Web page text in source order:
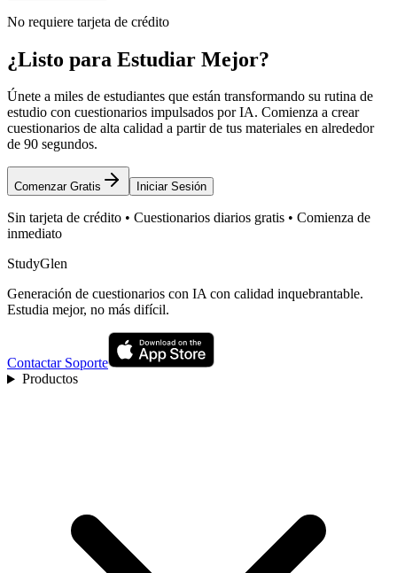
No requiere tarjeta de crédito
¿Listo para Estudiar Mejor?
Únete a miles de estudiantes que están transformando su rutina de
estudio con cuestionarios impulsados por IA. Comienza a crear
cuestionarios de alta calidad a partir de tus materiales en alrededor
de 90 segundos.
Comenzar Gratis Iniciar Sesión
Sin tarjeta de crédito • Cuestionarios diarios gratis • Comienza de
inmediato
StudyGlen
Generación de cuestionarios con IA con calidad inquebrantable.
Estudia mejor, no más difícil.
Contactar Soporte
Productos